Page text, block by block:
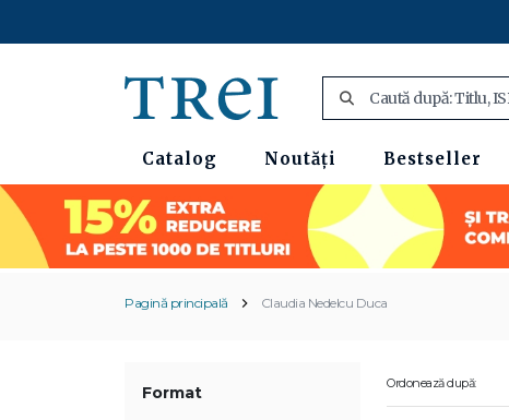
Catalog Noutăți Bestseller
Pagină principală Claudia Nedelcu Duca
Format
Ordonează după: